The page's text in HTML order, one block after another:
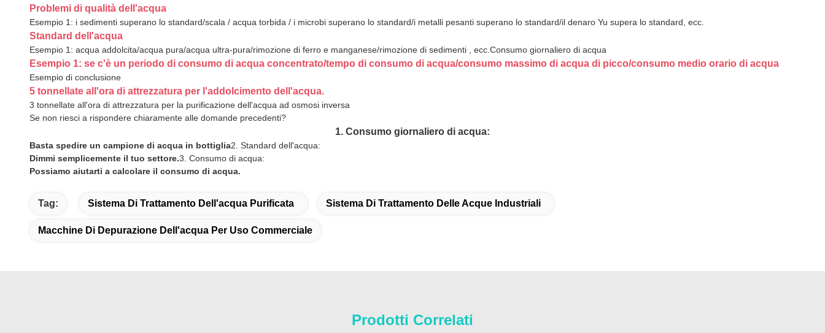
Problemi di qualità dell'acqua
Esempio 1: i sedimenti superano lo standard/scala / acqua torbida / i microbi superano lo standard/i metalli pesanti superano lo standard/il denaro Yu supera lo standard, ecc.
Standard dell'acqua
Esempio 1: acqua addolcita/acqua pura/acqua ultra-pura/rimozione di ferro e manganese/rimozione di sedimenti ecc. Consumo giornaliero di acqua
Esempio 1: se c'è un periodo di consumo di acqua concentrato/tempo di consumo di acqua/consumo massimo di acqua di picco/consumo medio orario di acqua
Esempio di conclusione
5 tonnellate all'ora di attrezzatura per l'addolcimento dell'acqua.
3 tonnellate all'ora di attrezzatura per la purificazione dell'acqua ad osmosi inversa
Se non riesci a rispondere chiaramente alle domande precedenti?
1. Consumo giornaliero di acqua:
Basta spedire un campione di acqua in bottiglia2. Standard dell'acqua:
Dimmi semplicemente il tuo settore.3. Consumo di acqua:
Possiamo aiutarti a calcolare il consumo di acqua.
Tag: Sistema Di Trattamento Dell'acqua Purificata Sistema Di Trattamento Delle Acque Industriali
Macchine Di Depurazione Dell'acqua Per Uso Commerciale
Prodotti Correlati